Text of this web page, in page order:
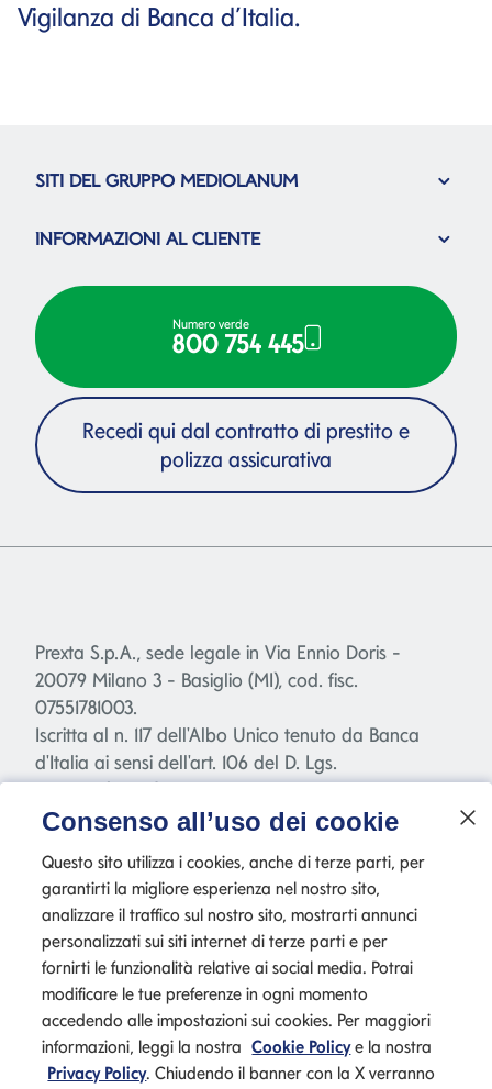
Vigilanza di Banca d’Italia.
SITI DEL GRUPPO MEDIOLANUM
INFORMAZIONI AL CLIENTE
Numero verde
800 754 445
Recedi qui dal contratto di prestito e
polizza assicurativa
Prexta S.p.A., sede legale in Via Ennio Doris -
20079 Milano 3 - Basiglio (MI), cod. fisc.
07551781003.
Iscritta al n. 117 dell'Albo Unico tenuto da Banca
d'Italia ai sensi dell'art. 106 del D. Lgs.
385/1993("TUB"), capitale sociale Euro 2.040.000,00
interamente versato.
Mediolanum - società a socio unico e soggetta a
direzione e coordinamento di Banca Mediolanum
S.p.A.
Consenso all’uso dei cookie
Questo sito utilizza i cookies, anche di terze parti, per
garantirti la migliore esperienza nel nostro sito,
analizzare il traffico sul nostro sito, mostrarti annunci
personalizzati sui siti internet di terze parti e per
fornirti le funzionalità relative ai social media. Potrai
modificare le tue preferenze in ogni momento
accedendo alle impostazioni sui cookies. Per maggiori
informazioni, leggi la nostra Cookie Policye la nostra
Privacy Policy. Chiudendo il banner con la X verranno